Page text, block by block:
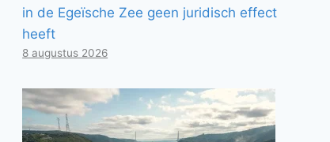
in de Egeïsche Zee geen juridisch effect
heeft
8 augustus 2026